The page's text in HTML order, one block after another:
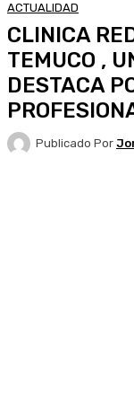
ACTUALIDAD
CLINICA
TEMUCO ,
DESTACA
Publicado Por